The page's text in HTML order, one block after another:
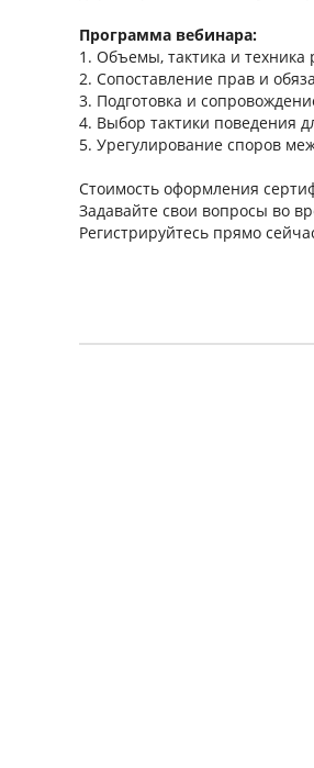
Программа вебинара:
1. Объемы, тактика и техника
2. Сопоставление прав и
3. Подготовка и
4. Выбор тактики поведения
5. Урегулирование споров
Стоимость оформления
Задавайте свои вопросы во
Регистрируйтесь прямо